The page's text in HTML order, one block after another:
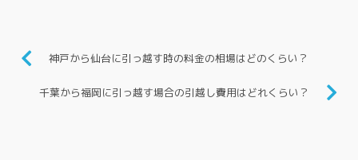
神戸から仙台に引っ越す時の料金の相場はどのくらい？
千葉から福岡に引っ越す場合の引越し費用はどれくらい？